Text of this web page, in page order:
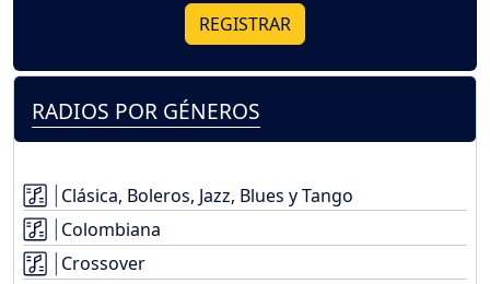
REGISTRAR
RADIOS POR GÉNEROS
Clásica, Boleros, Jazz, Blues y Tango
Colombiana
Crossover